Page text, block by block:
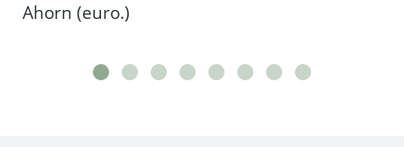
Ahorn (euro.)